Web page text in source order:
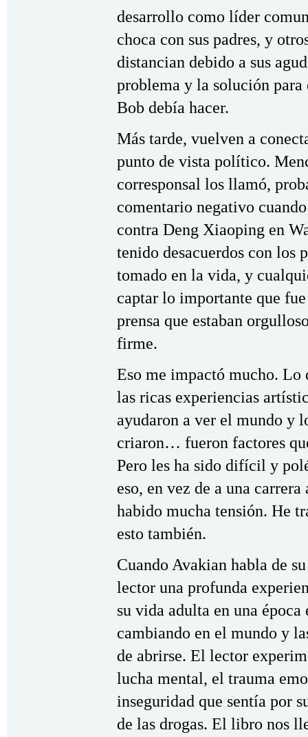
desarrollo como líder
choca con sus padres, y
distancian debido a sus
problema y la solución para
Bob debía hacer.
Más tarde, vuelven a
punto de vista político.
corresponsal los llamó,
comentario negativo
contra Deng Xiaoping en
tenido desacuerdos con los
tomado en la vida, y
captar lo importante que
prensa que estaban
firme.
Eso me impactó mucho. Lo
las ricas experiencias
ayudaron a ver el mundo y
criaron… fueron factores
Pero les ha sido difícil y
eso, en vez de a una
habido mucha tensión. He
esto también.
Cuando Avakian habla de
lector una profunda
su vida adulta en una época
cambiando en el mundo y
de abrirse. El lector
lucha mental, el trauma
inseguridad que sentía por
de las drogas. El libro nos